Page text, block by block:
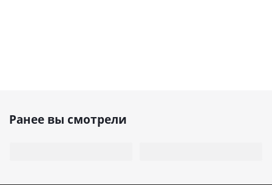
Ранее вы смотрели